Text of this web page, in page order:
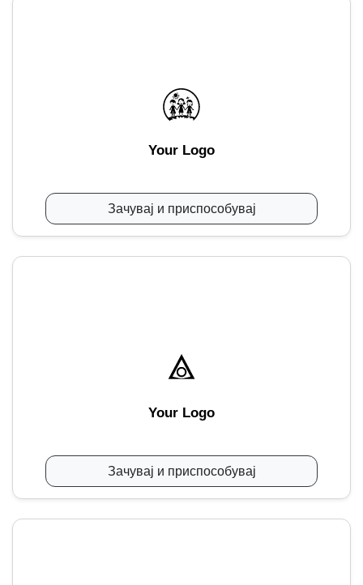
Your Logo
Зачувај и приспособувај
Your Logo
Зачувај и приспособувај